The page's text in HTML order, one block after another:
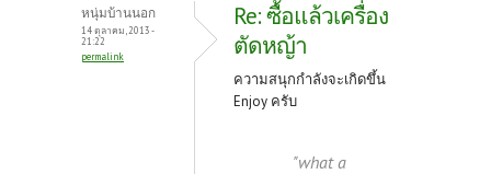
หนุ่มบ้านนอก
14 ตุลาคม, 2013 -
21:22
permalink
Re: ซื้อแล้วเครื่อง
ตัดหญ้า
ความสนุกกำลังจะเกิดขึ้น
Enjoy ครับ
"what a